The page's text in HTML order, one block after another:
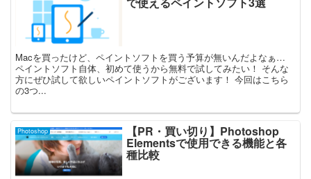
Macを買ったけど、ペイントソフトを買う予算が無いんだよなぁ…
ペイントソフト自体、初めて使うから無料で試してみたい！ そんな
方にぜひ試して欲しいペイントソフトがございます！ 今回はこちら
の3つ...
Photoshop 【PR・買い切り】Photoshop
Elementsで使用できる機能と各
種比較